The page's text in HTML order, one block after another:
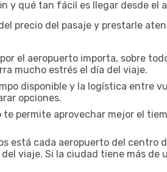
y qué tan fácil es llegar desde el
precio del pasaje y prestarle
el aeropuerto importa, sobre
mucho estrés el día del viaje.
disponible y la logística entre
opciones.
permite aprovechar mejor el
está cada aeropuerto del centro
viaje. Si la ciudad tiene más de